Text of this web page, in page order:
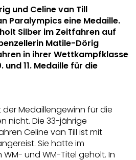
und Celine van Till
Paralympics eine Medaille.
Silber im Zeitfahren auf
Matile-Dörig
in ihrer Wettkampfklasse
und 11. Medaille für die
Medaillengewinn für die
nicht. Die 33-jährige
Celine van Till ist mit
Sie hatte im
und WM-Titel geholt. In